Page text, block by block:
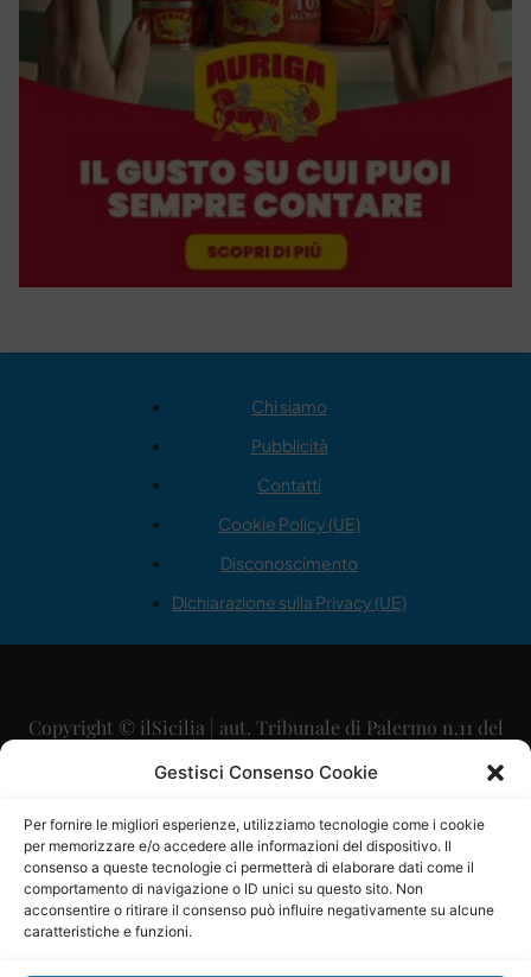
Gestisci Consenso Cookie
Per fornire le migliori esperienze, utilizziamo tecnologie come i cookie
per memorizzare e/o accedere alle informazioni del dispositivo. Il
consenso a queste tecnologie ci permetterà di elaborare dati come il
comportamento di navigazione o ID unici su questo sito. Non
acconsentire o ritirare il consenso può influire negativamente su alcune
caratteristiche e funzioni.
Chi siamo
Pubblicità
Contatti
Cookie Policy (UE)
Disconoscimento
Dichiarazione sulla Privacy (UE)
Copyright © ilSicilia | aut. Tribunale di Palermo n.11 del
29/09/2015
Direttore Editoriale: Maurizio Scaglione
Direttore Responsabile: Maria Calabrese